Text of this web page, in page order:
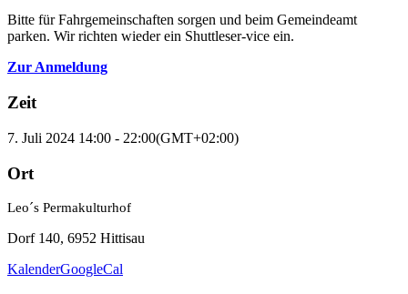
Bitte für Fahrgemeinschaften sorgen und beim Gemeindeamt
parken. Wir richten wieder ein Shuttleser-vice ein.
Zur Anmeldung
Zeit
7. Juli 2024 14:00 - 22:00(GMT+02:00)
Ort
Leo´s Permakulturhof
Dorf 140, 6952 Hittisau
KalenderGoogleCal